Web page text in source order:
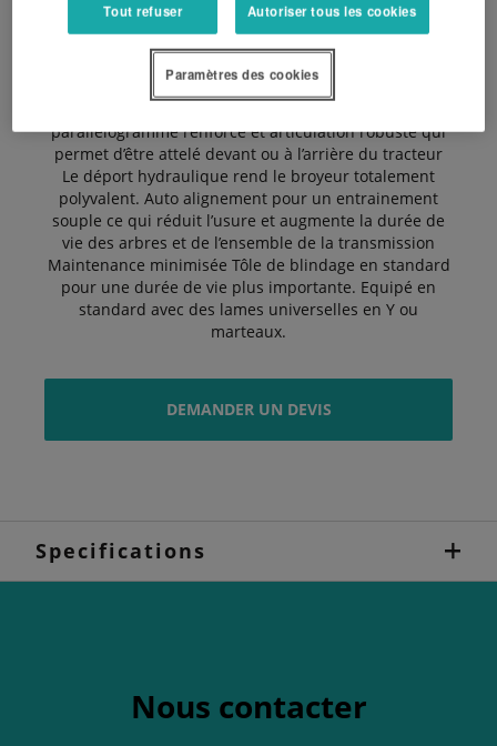
500 mm la sortie de la PDF permet de ne pas modifier
l’angle.
parallélogramme renforcé et articulation robuste qui
permet d’être attelé devant ou à l’arrière du tracteur
Le déport hydraulique rend le broyeur totalement
polyvalent. Auto alignement pour un entrainement
souple ce qui réduit l’usure et augmente la durée de
vie des arbres et de l’ensemble de la transmission
Maintenance minimisée Tôle de blindage en standard
pour une durée de vie plus importante. Equipé en
standard avec des lames universelles en Y ou
marteaux.
DEMANDER UN DEVIS
Specifications
Nous contacter
Tout refuser Autoriser tous les cookies
Paramètres des cookies